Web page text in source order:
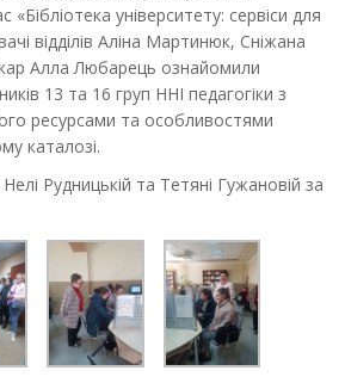
«Бібліотека університету: сервіси для
відділів Аліна Мартинюк, Сніжана
Алла Любарець ознайомили
13 та 16 груп ННІ педагогіки з
ресурсами та особливостями
каталозі.
Рудницькій та Тетяні Гужановій за